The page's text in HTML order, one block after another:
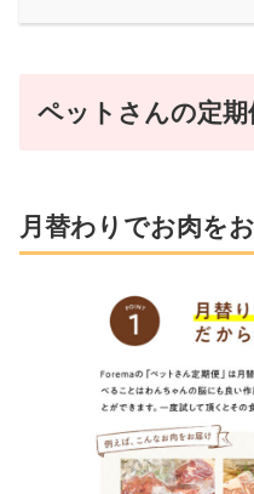
ペットさんの定
月替わりでお肉を